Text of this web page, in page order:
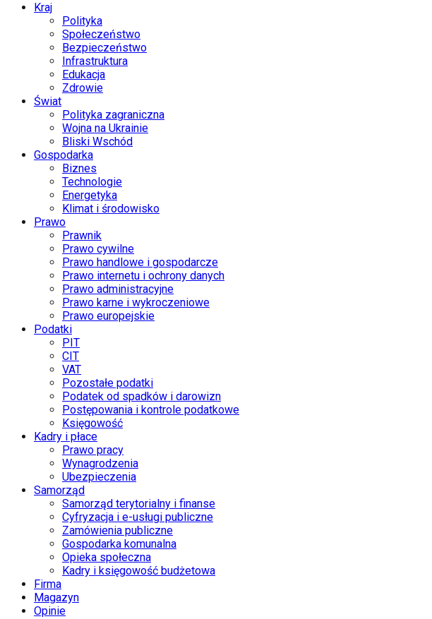
Kraj
Polityka
Społeczeństwo
Bezpieczeństwo
Infrastruktura
Edukacja
Zdrowie
Świat
Polityka zagraniczna
Wojna na Ukrainie
Bliski Wschód
Gospodarka
Biznes
Technologie
Energetyka
Klimat i środowisko
Prawo
Prawnik
Prawo cywilne
Prawo handlowe i gospodarcze
Prawo internetu i ochrony danych
Prawo administracyjne
Prawo karne i wykroczeniowe
Prawo europejskie
Podatki
PIT
CIT
VAT
Pozostałe podatki
Podatek od spadków i darowizn
Postępowania i kontrole podatkowe
Księgowość
Kadry i płace
Prawo pracy
Wynagrodzenia
Ubezpieczenia
Samorząd
Samorząd terytorialny i finanse
Cyfryzacja i e-usługi publiczne
Zamówienia publiczne
Gospodarka komunalna
Opieka społeczna
Kadry i księgowość budżetowa
Firma
Magazyn
Opinie